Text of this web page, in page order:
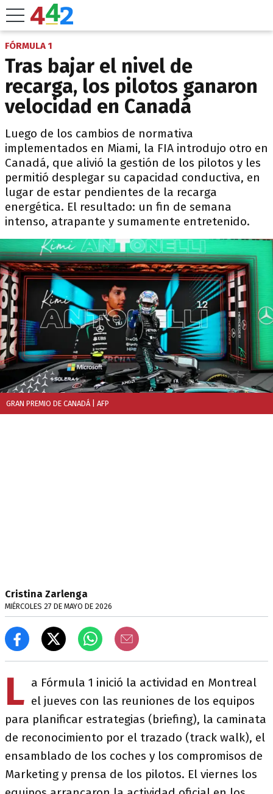
FÓRMULA 1
Tras bajar el nivel de
recarga, los pilotos ganaron
velocidad en Canadá
Luego de los cambios de normativa
implementados en Miami, la FIA introdujo otro en
Canadá, que alivió la gestión de los pilotos y les
permitió desplegar su capacidad conductiva, en
lugar de estar pendientes de la recarga
energética. El resultado: un fin de semana
intenso, atrapante y sumamente entretenido.
GRAN PREMIO DE CANADÁ | AFP
Cristina Zarlenga
MIÉRCOLES 27 DE MAYO DE 2026
L a Fórmula 1 inició la actividad en Montreal
el jueves con las reuniones de los equipos
para planificar estrategias (briefing), la caminata
de reconocimiento por el trazado (track walk), el
ensamblado de los coches y los compromisos de
Marketing y prensa de los pilotos. El viernes los